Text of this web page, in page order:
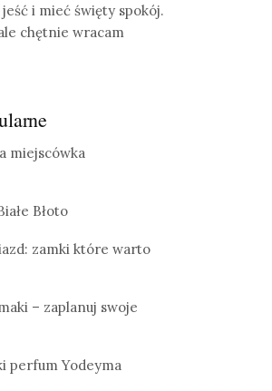
i mieć święty spokój.
chętnie wracam
miejscówka
Błoto
zamki które warto
– zaplanuj swoje
perfum Yodeyma